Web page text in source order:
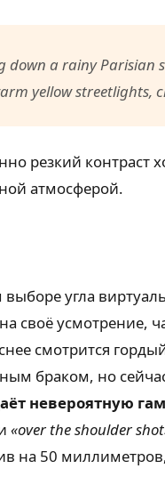
a rainy
yellow
резкий
атмосферой.
угла
своё
смотрится
браком, но
невероятную
«over the shoulder
на 50